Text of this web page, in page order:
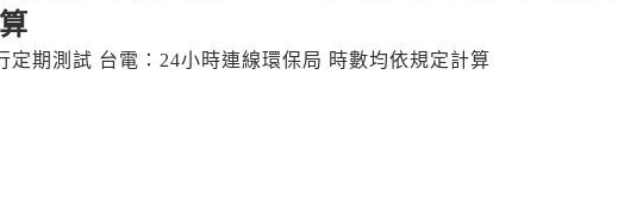
定期測試 台電：24小時連線環保局 時數均依規定計算